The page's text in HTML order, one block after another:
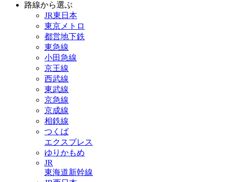
路線から選ぶ
JR東日本
東京メトロ
都営地下鉄
東急線
小田急線
京王線
西武線
東武線
京急線
京成線
相鉄線
つくば
エクスプレス
ゆりかもめ
JR
東海道新幹線